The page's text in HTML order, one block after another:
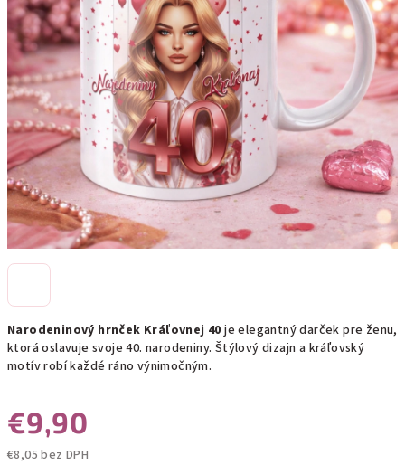
Narodeninový hrnček Kráľovnej 40 je elegantný darček pre ženu,
ktorá oslavuje svoje 40. narodeniny. Štýlový dizajn a kráľovský
motív robí každé ráno výnimočným.
€9,90
€8,05 bez DPH